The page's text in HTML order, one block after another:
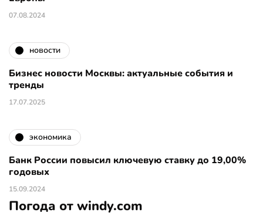
07.08.2024
новости
Бизнес новости Москвы: актуальные события и
тренды
17.07.2025
экономика
Банк России повысил ключевую ставку до 19,00%
годовых
15.09.2024
Погода от windy.com